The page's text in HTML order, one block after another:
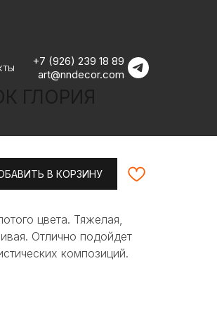
+7 (926) 239 18 89
art@nndecor.com
В КОРЗИНУ
цвета. Тяжелая,
Отлично подойдет
композиций.